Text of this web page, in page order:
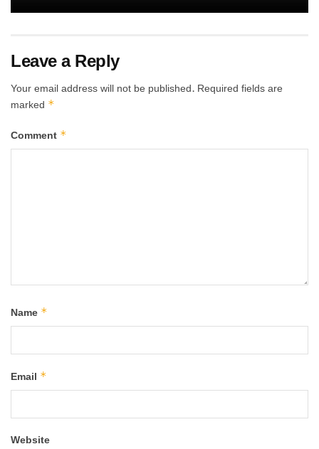
Leave a Reply
Your email address will not be published. Required fields are
marked *
Comment *
Name *
Email *
Website